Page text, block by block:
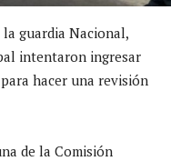
la guardia Nacional,
intentaron ingresar
hacer una revisión
de la Comisión